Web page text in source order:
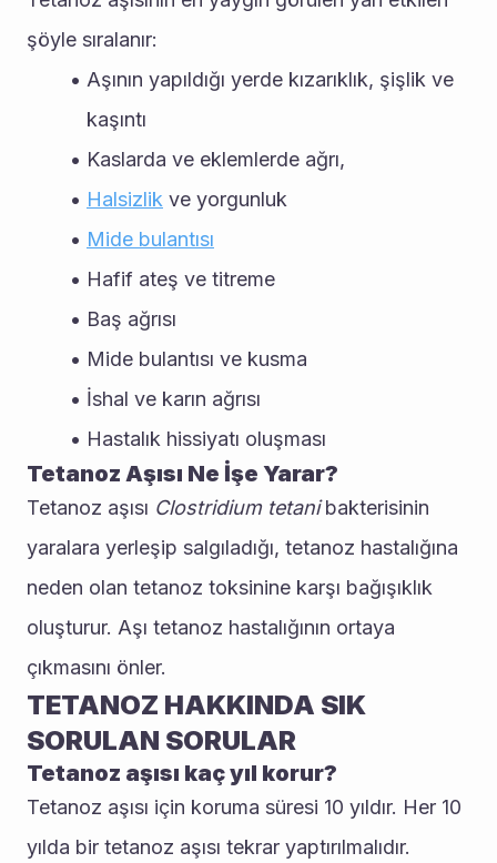
şöyle sıralanır:
Aşının yapıldığı yerde kızarıklık, şişlik ve
kaşıntı
Kaslarda ve eklemlerde ağrı,
Halsizlik ve yorgunluk
Mide bulantısı
Hafif ateş ve titreme
Baş ağrısı
Mide bulantısı ve kusma
İshal ve karın ağrısı
Hastalık hissiyatı oluşması
Tetanoz Aşısı Ne İşe Yarar?
Tetanoz aşısı Clostridium tetani bakterisinin
yaralara yerleşip salgıladığı, tetanoz hastalığına
neden olan tetanoz toksinine karşı bağışıklık
oluşturur. Aşı tetanoz hastalığının ortaya
çıkmasını önler.
TETANOZ HAKKINDA SIK
SORULAN SORULAR
Tetanoz aşısı kaç yıl korur?
Tetanoz aşısı için koruma süresi 10 yıldır. Her 10
yılda bir tetanoz aşısı tekrar yaptırılmalıdır.